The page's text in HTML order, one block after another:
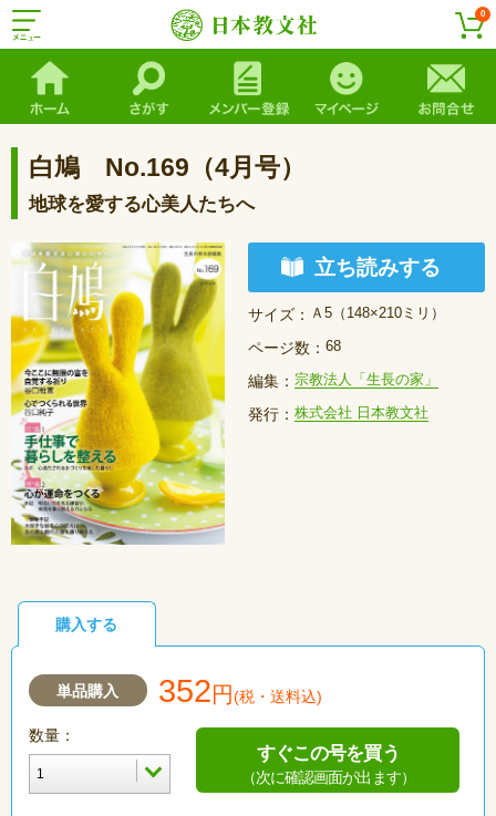
0
白鳩 No.169（4月号）
地球を愛する心美人たちへ
立ち読みする
サイズ： Ａ5（148×210ミリ）
ページ数： 68
編集： 宗教法人「生長の家」
発行： 株式会社 日本教文社
購入する
単品購入 352円(税・送料込)
数量：
すぐこの号を買う
（次に確認画面が出ます）